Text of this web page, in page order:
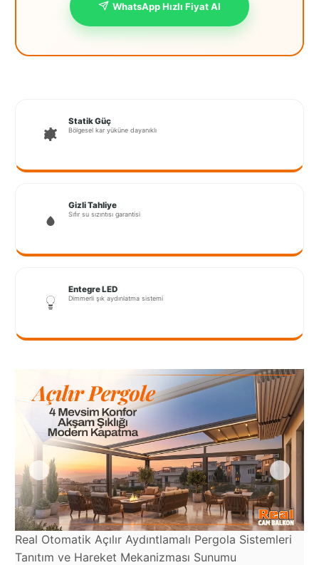
WhatsApp Hızlı Fiyat Al
Statik Güç
Bölgesel kar yüküne dayanıklı
Gizli Tahliye
Sıfır su sızıntısı garantisi
Entegre LED
Dimmerli şık aydınlatma sistemi
Real Otomatik Açılır Aydıntlamalı Pergola Sistemleri
Tanıtım ve Hareket Mekanizması Sunumu
Anadolu
Avrupa
Kırklareli
Lubrza
Manisa
Port
Coquitlam
Rize
Sarajevo
Sivas
switzerland
Tilburg
Van
Yalova